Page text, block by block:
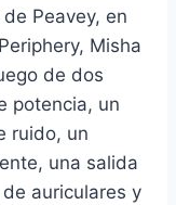
Peavey, en
Misha
de dos
potencia, un
ruido, un
una salida
auriculares y